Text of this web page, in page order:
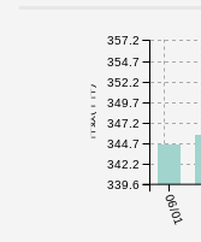
06/01
件数(千件)
339.6
342.2
344.7
347.2
349.7
352.2
354.7
357.2